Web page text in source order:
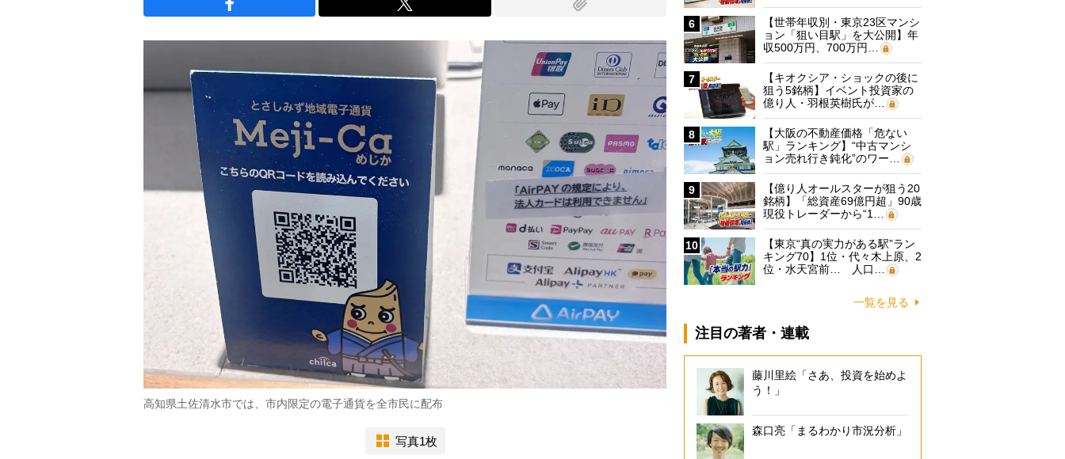
高知県土佐清水市では、市内限定の電子通貨を全市民に配布
写真1枚
6
【世帯年収別・東京23区マンシ
ョン「狙い目駅」を大公開】年
収500万円、700万円…
7
【キオクシア・ショックの後に
狙う5銘柄】イベント投資家の
億り人・羽根英樹氏が…
8
【大阪の不動産価格「危ない
駅」ランキング】“中古マンシ
ョン売れ行き鈍化”のワー…
9
【億り人オールスターが狙う20
銘柄】「総資産69億円超」90歳
現役トレーダーから“1…
10
【東京“真の実力がある駅”ラン
キング70】1位・代々木上原、2
位・水天宮前… 人口…
一覧を見る
注目の著者・連載
藤川里絵「さあ、投資を始めよ
う！」
森口亮「まるわかり市況分析」